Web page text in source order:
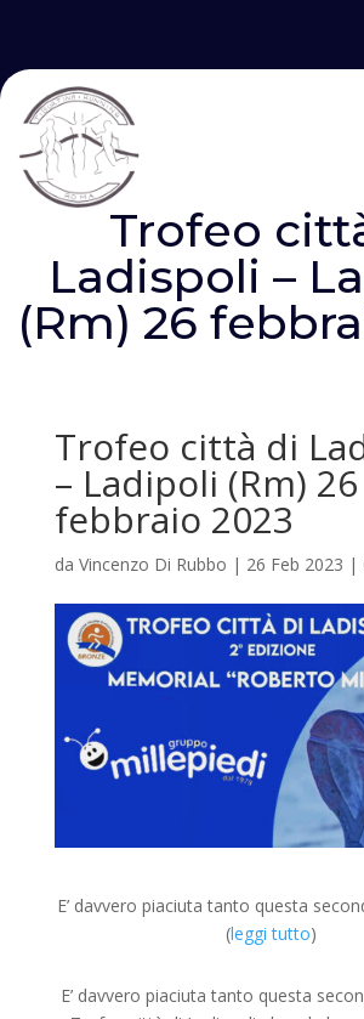
Trofeo
Ladispoli –
(Rm) 26
Trofeo città di
– Ladipoli (Rm) 26
febbraio 2023
da Vincenzo Di Rubbo | 26 Feb 2023 |
E’ davvero piaciuta tanto questa
(leggi tutto)
E’ davvero piaciuta tanto questa